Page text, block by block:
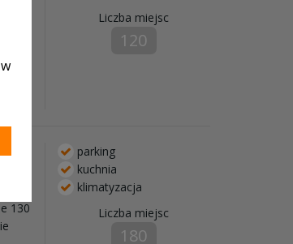
Liczba miejsc
120
130
parking
kuchnia
klimatyzacja
Liczba miejsc
180